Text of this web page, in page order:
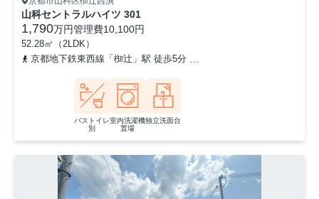
山科セントラルハイツ 301
1,790万円管理費10,100円
52.28㎡（2LDK）
京都地下鉄東西線「椥辻」駅 徒歩5分
バストイレ
別
室内洗濯機
置場
独立洗面台